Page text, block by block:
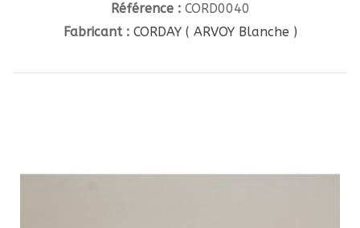
Référence : CORD0040
Fabricant : CORDAY ( ARVOY Blanche )